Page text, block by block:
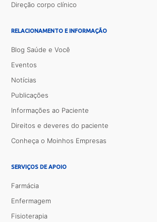
Direção corpo clínico
RELACIONAMENTO E INFORMAÇÃO
Blog Saúde e Você
Eventos
Notícias
Publicações
Informações ao Paciente
Direitos e deveres do paciente
Conheça o Moinhos Empresas
SERVIÇOS DE APOIO
Farmácia
Enfermagem
Fisioterapia